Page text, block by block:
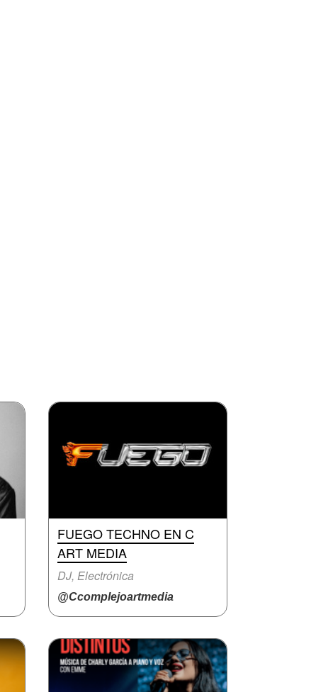
FUEGO TECHNO EN C
ART MEDIA
DJ, Electrónica
@Ccomplejoartmedia